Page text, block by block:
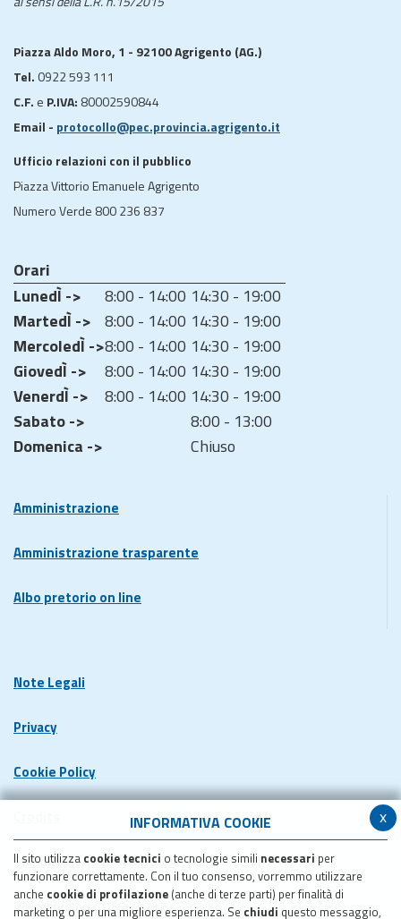
x
INFORMATIVA COOKIE
Il sito utilizza cookie tecnici o tecnologie simili necessari per
funzionare correttamente. Con il tuo consenso, vorremmo utilizzare
anche cookie di profilazione (anche di terze parti) per finalità di
marketing o per una migliore esperienza. Se chiudi questo messaggio,
Piazza Aldo Moro, 1 - 92100 Agrigento (AG.)
Tel. 0922 593 111
C.F. e P.IVA: 80002590844
Email - protocollo@pec.provincia.agrigento.it
Ufficio relazioni con il pubblico
Piazza Vittorio Emanuele Agrigento
Numero Verde 800 236 837
Orari
LunedÌ ->
8:00 - 14:00 14:30 - 19:00
MartedÌ -> 8:00 - 14:00 14:30 - 19:00
MercoledÌ ->8:00 - 14:00 14:30 - 19:00
GiovedÌ ->
8:00 - 14:00 14:30 - 19:00
VenerdÌ ->
8:00 - 14:00 14:30 - 19:00
Sabato ->
8:00 - 13:00
Domenica ->
Chiuso
Amministrazione
Amministrazione trasparente
Albo pretorio on line
Note Legali
Privacy
Cookie Policy
Dichiarazione di accessibilita'
Meccanismo di feedback